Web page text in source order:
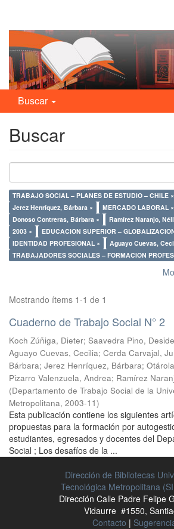
Buscar
Buscar
TRABAJO SOCIAL – PLANES DE ESTUDIO – CHILE ×
Jerez Henríquez, Bárbara ×
MERCADO LABORAL ×
Donoso Contreras, Bárbara ×
Ramírez Naranjo,
2003 ×
EDUCACION SUPERIOR –
IDENTIDAD PROFESIONAL ×
Aguayo Cuevas,
TRABAJADORES SOCIALES – FORMACION
Mostrando ítems 1-1 de 1
Cuaderno de Trabajo Social N° 2
Koch Zúñiga, Dieter; Saavedra Pino,
Aguayo Cuevas, Cecilia; Cerda Carvajal,
Bárbara; Jerez Henríquez, Bárbara;
Pizarro Valenzuela, Andrea; Ramírez
(Departamento de Trabajo Social de la
Metropolitana, 2003-11)
Esta publicación contiene los siguientes
propuestas para la formación por
estudiantes, egresados y docentes del
Social ; Los desafíos de la ...
Dirección de Bibliotecas
Tecnológica Metropolitana
Dirección Calle Padre Felipe
Vidaurre #1550,
Contacto |